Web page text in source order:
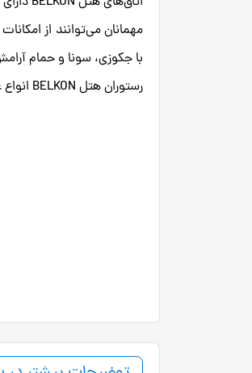
مهمانان می‌توانند از
با جکوزی، سونا و حمام
رستوران هتل BELKON انواع غذاها و میان وعده های بین المللی را از صبح تا عصر برای مهمانانش ارائه می‌دهد.